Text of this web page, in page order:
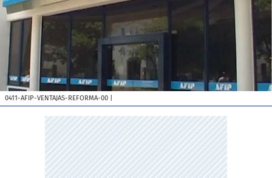
0411-AFIP-VENTAJAS-REFORMA-00